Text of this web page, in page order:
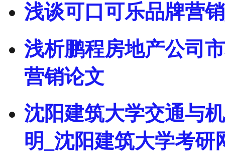
浅谈可口可乐品牌营
浅析鹏程房地产公司
营销论文
沈阳建筑大学交通与
明_沈阳建筑大学考研